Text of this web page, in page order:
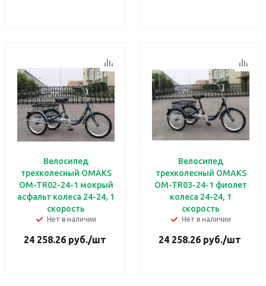
Велосипед
трехколесный OMAKS
OM-TR02-24-1 мокрый
асфальт колеса 24-24, 1
скорость
Нет в наличии
24 258.26руб./шт
Велосипед
трехколесный OMAKS
OM-TR03-24-1 фиолет
колеса 24-24, 1
скорость
Нет в наличии
24 258.26руб./шт